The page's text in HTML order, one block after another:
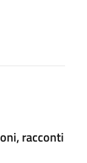
racconti